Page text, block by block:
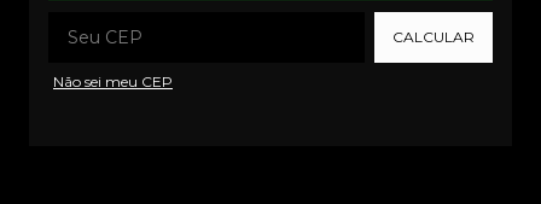
CALCULAR
Não sei meu CEP